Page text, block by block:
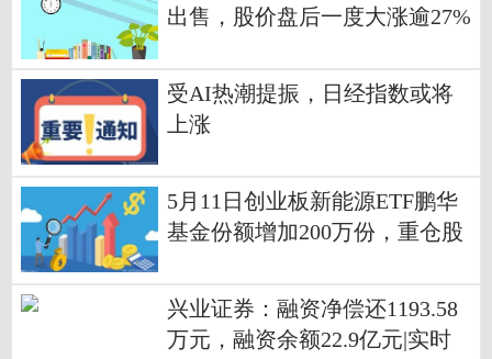
出售，股价盘后一度大涨逾27%
受AI热潮提振，日经指数或将
上涨
5月11日创业板新能源ETF鹏华
基金份额增加200万份，重仓股
术 每日播报
兴业证券：融资净偿还1193.58
万元，融资余额22.9亿元|实时